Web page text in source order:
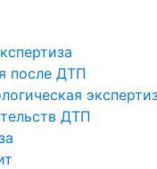
после ДТП
ДТП